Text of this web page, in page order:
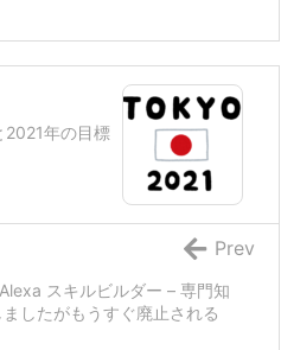
2021年の目標
スキルビルダー – 専門知
したがもうすぐ廃止される
Prev